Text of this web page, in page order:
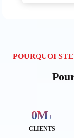
POURQUOI
0M+
CLIENTS